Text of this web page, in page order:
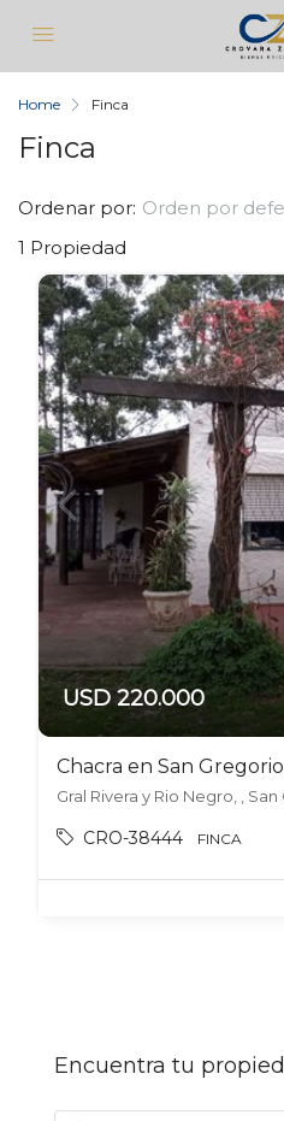
Home Finca
Finca
1 Propiedad
Ordenar por: Orden por
USD 220.000
Chacra en San Gregorio
Gral Rivera y Rio Negro, ,
CRO-38444 FINCA
Encuentra tu